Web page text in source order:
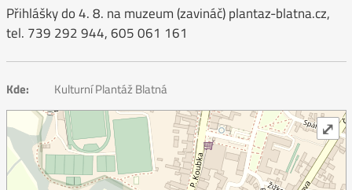
Přihlášky do 4. 8. na muzeum (zavináč) plantaz-blatna.cz,
tel. 739 292 944, 605 061 161
Kde: Kulturní Plantáž Blatná
⤢